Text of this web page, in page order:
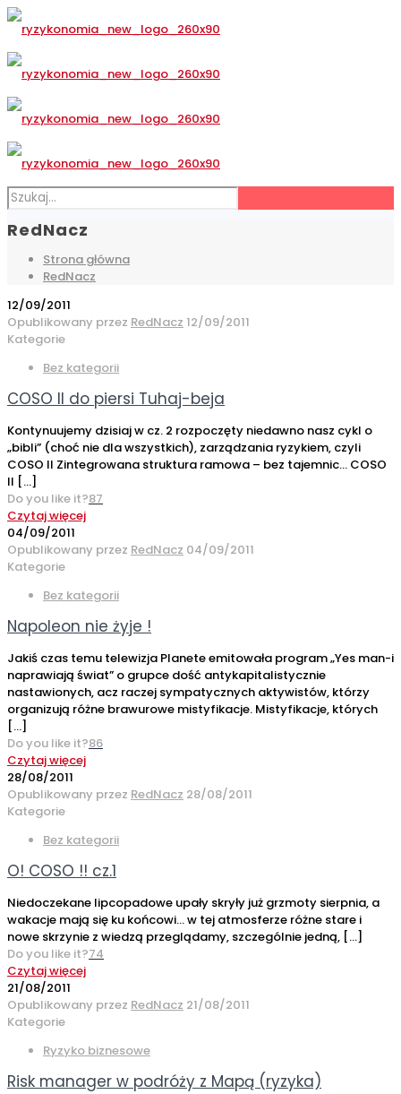
RedNacz
Strona główna
RedNacz
12/09/2011
Opublikowany przez RedNacz 12/09/2011
Kategorie
Bez kategorii
COSO II do piersi Tuhaj-beja
Kontynuujemy dzisiaj w cz. 2 rozpoczęty niedawno nasz cykl o
„bibli” (choć nie dla wszystkich), zarządzania ryzykiem, czyli
COSO II Zintegrowana struktura ramowa – bez tajemnic… COSO
II […]
Do you like it?87
Czytaj więcej
04/09/2011
Opublikowany przez RedNacz 04/09/2011
Kategorie
Bez kategorii
Napoleon nie żyje !
Jakiś czas temu telewizja Planete emitowała program „Yes man-i
naprawiają świat” o grupce dość antykapitalistycznie
nastawionych, acz raczej sympatycznych aktywistów, którzy
organizują różne brawurowe mistyfikacje. Mistyfikacje, których
[…]
Do you like it?86
Czytaj więcej
28/08/2011
Opublikowany przez RedNacz 28/08/2011
Kategorie
Bez kategorii
O! COSO !! cz.1
Niedoczekane lipcopadowe upały skryły już grzmoty sierpnia, a
wakacje mają się ku końcowi… w tej atmosferze różne stare i
nowe skrzynie z wiedzą przeglądamy, szczególnie jedną, […]
Do you like it?74
Czytaj więcej
21/08/2011
Opublikowany przez RedNacz 21/08/2011
Kategorie
Ryzyko biznesowe
Risk manager w podróży z Mapą (ryzyka)